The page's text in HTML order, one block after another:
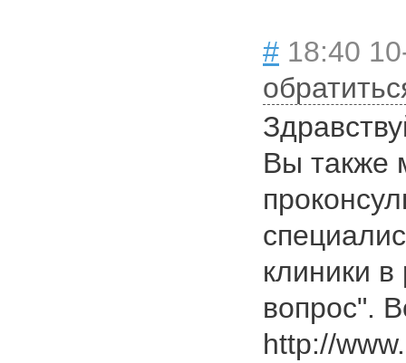
# 18:40
Вы также
клиники
вопрос".
http://